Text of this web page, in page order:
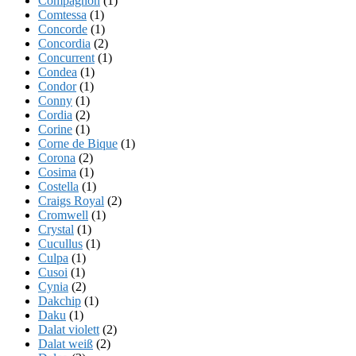
Comtessa (1)
Concorde (1)
Concordia (2)
Concurrent (1)
Condea (1)
Condor(1)
Conny (1)
Cordia (2)
Corine (1)
Corne de Bique (1)
Corona (2)
Cosima (1)
Costella (1)
Craigs Royal (2)
Cromwell (1)
Crystal (1)
Cucullus (1)
Culpa (1)
Cusoi (1)
Cynia (2)
Dakchip (1)
Daku (1)
Dalat violett (2)
Dalat weiß (2)